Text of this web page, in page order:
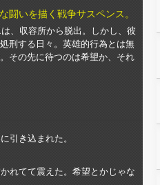
闘いを描く戦争サスペンス。
、収容所から脱出。しかし、彼
刑する日々。英雄的行為とは無
その先に待つのは希望か、それ
引き込まれた。
れてて震えた。希望とかじゃな